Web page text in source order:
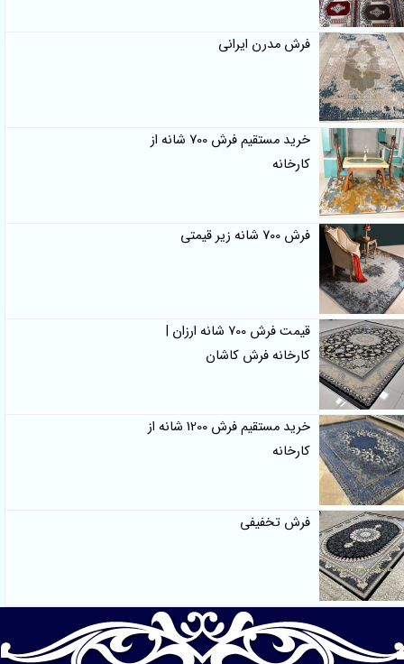
فرش مدرن ایرانی
خرید مستقیم فرش 700 شانه از
کارخانه
فرش 700 شانه زیر قیمتی
قیمت فرش 700 شانه ارزان |
کارخانه فرش کاشان
خرید مستقیم فرش 1200 شانه از
کارخانه
فرش تخفیفی